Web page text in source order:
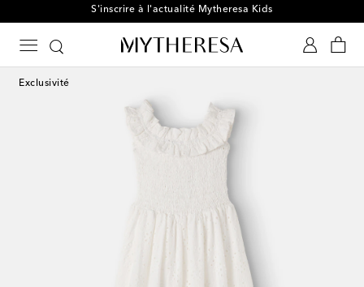
S'inscrire à l'actualité Mytheresa Kids
Exclusivité